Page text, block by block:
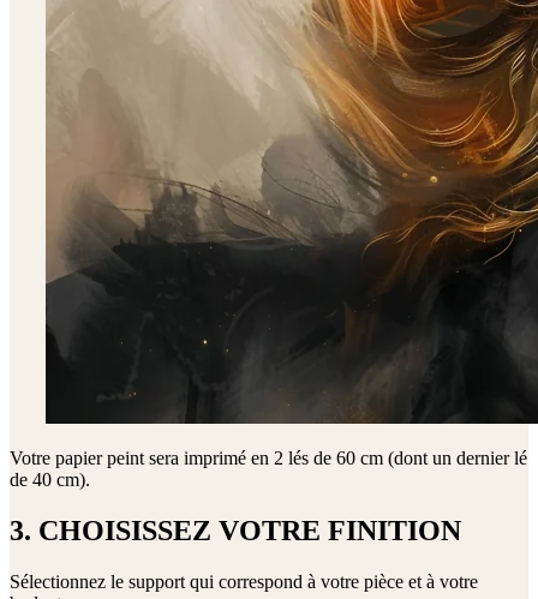
Votre papier peint sera imprimé en 2 lés de 60 cm (dont un dernier lé
de 40 cm).
3. CHOISISSEZ VOTRE FINITION
Sélectionnez le support qui correspond à votre pièce et à votre